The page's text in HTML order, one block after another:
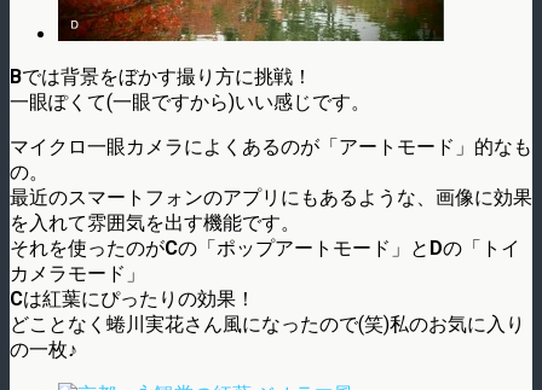
Bでは背景をぼかす撮り方に挑戦！
一眼ぽくて(一眼ですから)いい感じです。
マイクロ一眼カメラによくあるのが「アートモード」的なも
の。
最近のスマートフォンのアプリにもあるような、画像に効果
を入れて雰囲気を出す機能です。
それを使ったのがCの「ポップアートモード」と Dの「トイ
カメラモード」
Cは紅葉にぴったりの効果！
どことなく蜷川実花さん風になったので(笑)私のお気に入り
の一枚♪